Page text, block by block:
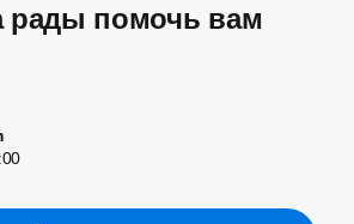
рады помочь вам